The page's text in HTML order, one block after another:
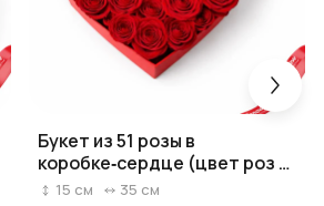
Букет из 51 розы в
коробке‑сердце (цвет роз и
коробки на выбор: красный/
15 см 35 см